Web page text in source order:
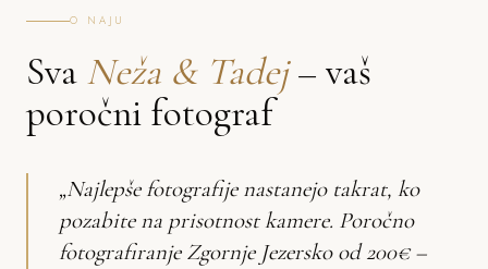
O NAJU
Sva Neža & Tadej– vaš
poročni fotograf
„Najlepše fotografije nastanejo takrat, ko
pozabite na prisotnost kamere. Poročno
fotografiranje Zgornje Jezersko od 200€ –